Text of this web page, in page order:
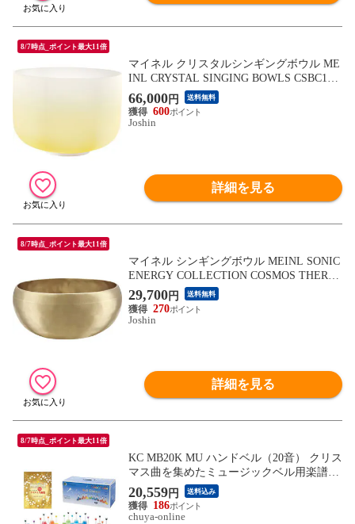
8/7時点_ポイント最大11倍
マイネル クリスタルシンギングボウル ME
INL CRYSTAL SINGING BOWLS CSBC12E
【返品種別A】
66,000円 送料無料
600
Joshin
詳細を見る
8/7時点_ポイント最大11倍
マイネル シンギングボウル MEINL SONIC
ENERGY COLLECTION COSMOS THERAP
Y SERIES SB-C-650 【返品種別A】
29,700円 送料無料
270
Joshin
詳細を見る
8/7時点_ポイント最大11倍
KC MB20K MU ハンドベル（20音） クリス
マス曲を集めたミュージックベル用楽譜付
セット
20,559円 送料込み
186
chuya-online